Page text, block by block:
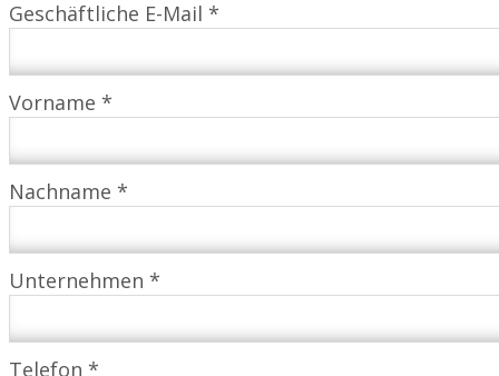
Geschäftliche E-Mail *
Vorname *
Nachname *
Unternehmen *
Telefon *